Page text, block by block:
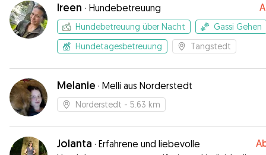
Ireen · Hundebetreuung
Hundebetreuung über Nacht
Gassi Gehen
Hundetagesbetreuung
Tangstedt
Melanie · Melli aus Norderstedt
Norderstedt - 5.63 km
Jolanta · Erfahrene und liebevolle